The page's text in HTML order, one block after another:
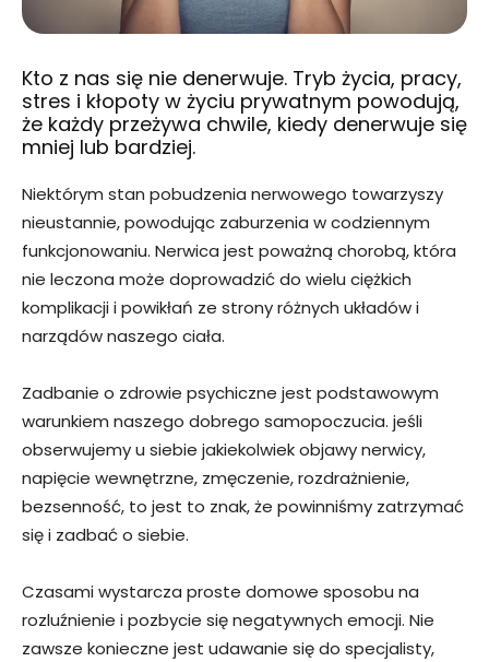
Kto z nas się nie denerwuje. Tryb życia, pracy,
stres i kłopoty w życiu prywatnym powodują,
że każdy przeżywa chwile, kiedy denerwuje się
mniej lub bardziej.
Niektórym stan pobudzenia nerwowego towarzyszy
nieustannie, powodując zaburzenia w codziennym
funkcjonowaniu. Nerwica jest poważną chorobą, która
nie leczona może doprowadzić do wielu ciężkich
komplikacji i powikłań ze strony różnych układów i
narządów naszego ciała.
Zadbanie o zdrowie psychiczne jest podstawowym
warunkiem naszego dobrego samopoczucia. jeśli
obserwujemy u siebie jakiekolwiek objawy nerwicy,
napięcie wewnętrzne, zmęczenie, rozdrażnienie,
bezsenność, to jest to znak, że powinniśmy zatrzymać
się i zadbać o siebie.
Czasami wystarcza proste domowe sposobu na
rozluźnienie i pozbycie się negatywnych emocji. Nie
zawsze konieczne jest udawanie się do specjalisty,